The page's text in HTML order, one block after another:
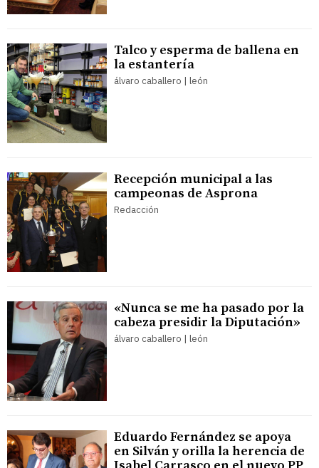
Talco y esperma de ballena en
la estantería
álvaro caballero | león
Recepción municipal a las
campeonas de Asprona
Redacción
«Nunca se me ha pasado por la
cabeza presidir la Diputación»
álvaro caballero | león
Eduardo Fernández se apoya
en Silván y orilla la herencia de